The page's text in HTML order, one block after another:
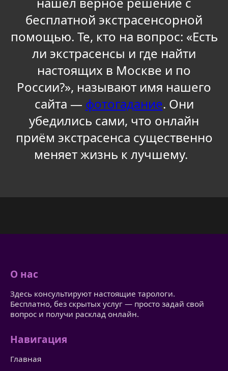
бесплатной экстрасенсорной
помощью. Те, кто на вопрос: «Есть
ли экстрасенсы и где найти
настоящих в Москве и по
России?», называют имя нашего
сайта — фотогадание. Они
убедились сами, что онлайн
приём экстрасенса существенно
меняет жизнь к лучшему.
О нас
Здесь консультируют настоящие тарологи.
Бесплатно, без скрытых услуг — просто задай свой
вопрос и получи расклад онлайн.
Навигация
Главная